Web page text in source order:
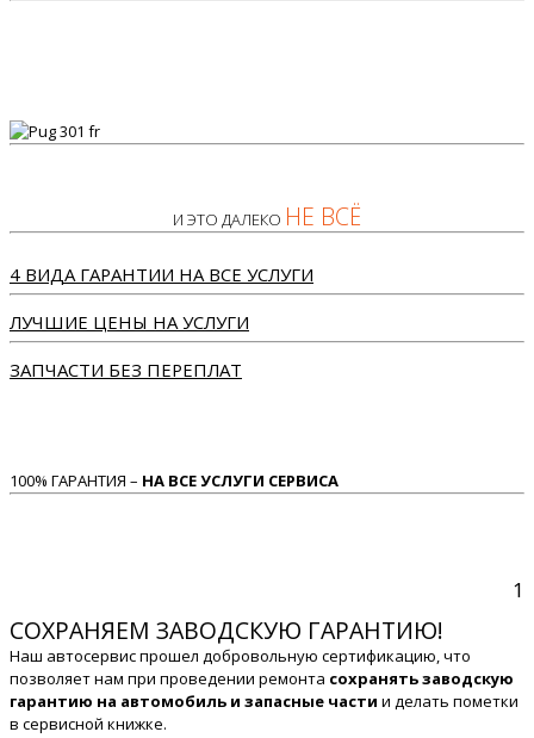
И ЭТО ДАЛЕКО НЕ ВСЁ
4 ВИДА ГАРАНТИИ НА ВСЕ УСЛУГИ
ЛУЧШИЕ ЦЕНЫ НА УСЛУГИ
ЗАПЧАСТИ БЕЗ ПЕРЕПЛАТ
100% ГАРАНТИЯ – НА ВСЕ УСЛУГИ СЕРВИСА
1
СОХРАНЯЕМ ЗАВОДСКУЮ ГАРАНТИЮ!
Наш автосервис прошел добровольную сертификацию, что
позволяет нам при проведении ремонта сохранять заводскую
гарантию на автомобиль и запасные части и делать пометки
в сервисной книжке.